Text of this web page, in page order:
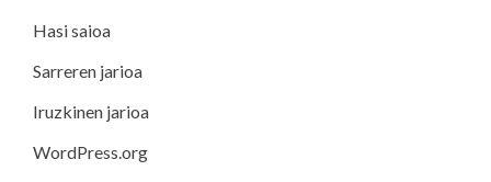
Hasi saioa
Sarreren jarioa
Iruzkinen jarioa
WordPress.org